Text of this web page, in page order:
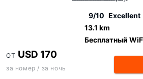
9/10 Excellent
13.1 km
Бесплатный
ОТ USD 170
за номер / за ночь